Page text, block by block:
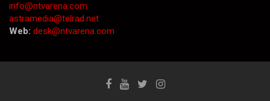
info@ntvarena.com
astramedia@telrad.net
Web: desk@ntvarena.com